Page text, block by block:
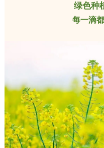
绿色种
每一滴